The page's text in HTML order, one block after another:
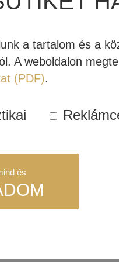
Kategóriák:Akciós hangfal,
a tartalom és a
A weboldalon
(PDF).
és
nem lehet megtekinteni.